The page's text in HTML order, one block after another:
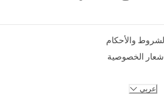
والأحكام
الخصوصية
عربي